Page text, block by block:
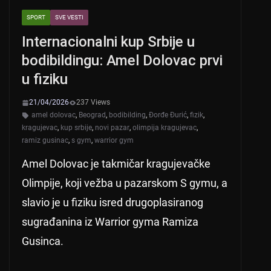
SPORT SVE VESTI
Internacionalni kup Srbije u
bodibildingu: Amel Dolovac prvi
u fiziku
21/04/2026
237 Views
amel dolovac, Beograd, bodibilding, Đorđe Đurić, fizik,
kragujevac, kup srbije, novi pazar, olimpija kragujevac,
ramiz gusinac, s gym, warrior gym
Amel Dolovac je takmičar kragujevačke
Olimpije, koji vežba u pazarskom S gymu, a
slavio je u fiziku isred drugoplasiranog
sugrađanina iz Warrior gyma Ramiza
Gusinca.